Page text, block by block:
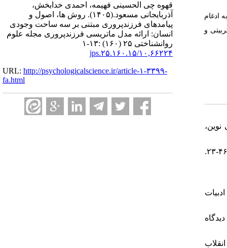
قهوه چی الحسینی فهیمه، احمدی خدابخش،
آذربایجانی مسعود.(۱۴۰۵).
روش ها، اصول و
پیامدهای فرزندپروری مبتنی بر سه ساحت وجودی
انسان: ارائه مدل ماتریسی فرزندپروری مجله علوم
روانشناختی ۲۵ (۱۶۰) :۱۳-۱
۱۰,۶۶۲۲۴/jps.۲۵.۱۶۰.۱۵
URL: http://psychologicalscience.ir/article-۱-۳۳۹۹-
fa.html
ادغام
و
نوین،
۲. امینی، عبداله (۱۴۰۲). ضرورت تربیت زیباشناختی از نظر جان دیویی (با تکیه بر کتاب هنز به منزلۀ تجربه ). حکمت و فلسفه، ۱۹(۷۴)، ۴۶-۲۳.
ادبیات
از دیدگاه
انقلاب